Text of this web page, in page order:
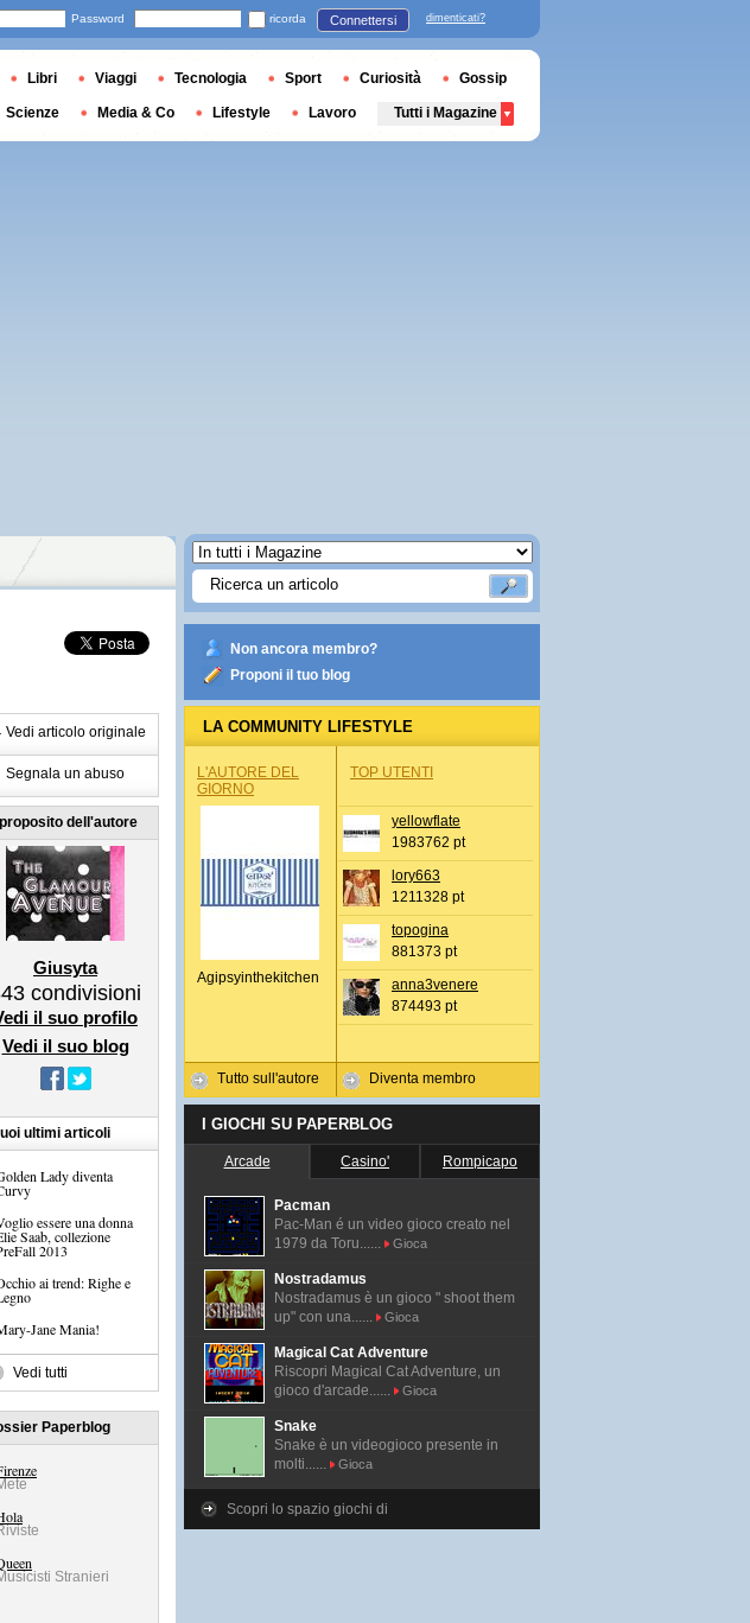
Vedi articolo originale
Segnala un abuso
dell'autore
Giusyta
condivisioni
il suo profilo
Vedi il suo blog
ultimi articoli
Lady diventa
essere una donna
Saab, collezione
2013
ai trend: Righe e
Jane Mania!
Vedi tutti
Paperblog
Stranieri
Non ancora membro?
Proponi il tuo blog
LA COMMUNITY LIFESTYLE
L'AUTORE DEL
GIORNO
Agipsyinthekitchen
Tutto sull'autore
TOP UTENTI
yellowflate
1983762 pt
lory663
1211328 pt
topogina
881373 pt
anna3venere
874493 pt
Diventa membro
I GIOCHI SU PAPERBLOG
Arcade Casino' Rompicapo
Pacman
Pac-Man é un video gioco creato nel
1979 da Toru......
Gioca
Nostradamus
Nostradamus è un gioco " shoot them
up" con una......
Gioca
Magical Cat Adventure
Riscopri Magical Cat Adventure, un
gioco d'arcade......
Gioca
Snake
Snake è un videogioco presente in
molti......
Gioca
Scopri lo spazio giochi di
Password ricorda Connettersi dimenticati?
Libri Viaggi Tecnologia Sport Curiosità Gossip
Scienze Media & Co Lifestyle Lavoro Tutti i Magazine